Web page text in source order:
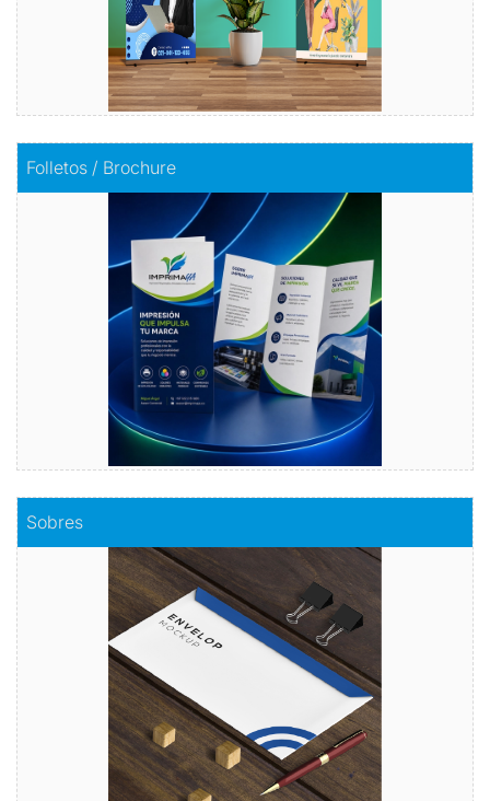
Folletos / Brochure
Impacta con información
Comprar
Comprar
Sobres
Envuelve tu mensaje con sobres de calidad
Comprar
Comprar